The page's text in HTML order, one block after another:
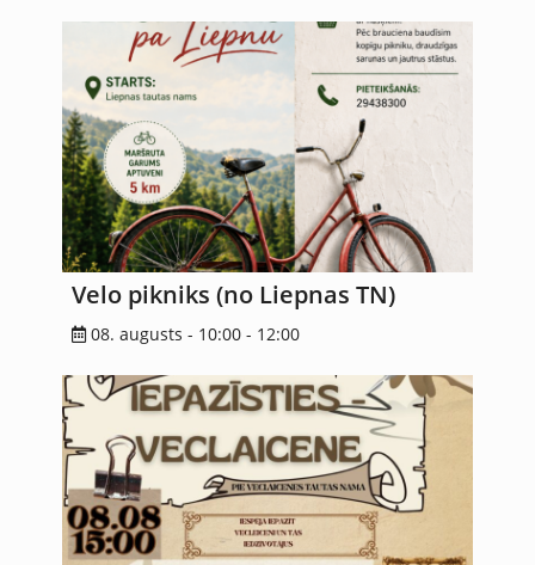
Velo pikniks (no Liepnas TN)
08. augusts - 10:00 - 12:00